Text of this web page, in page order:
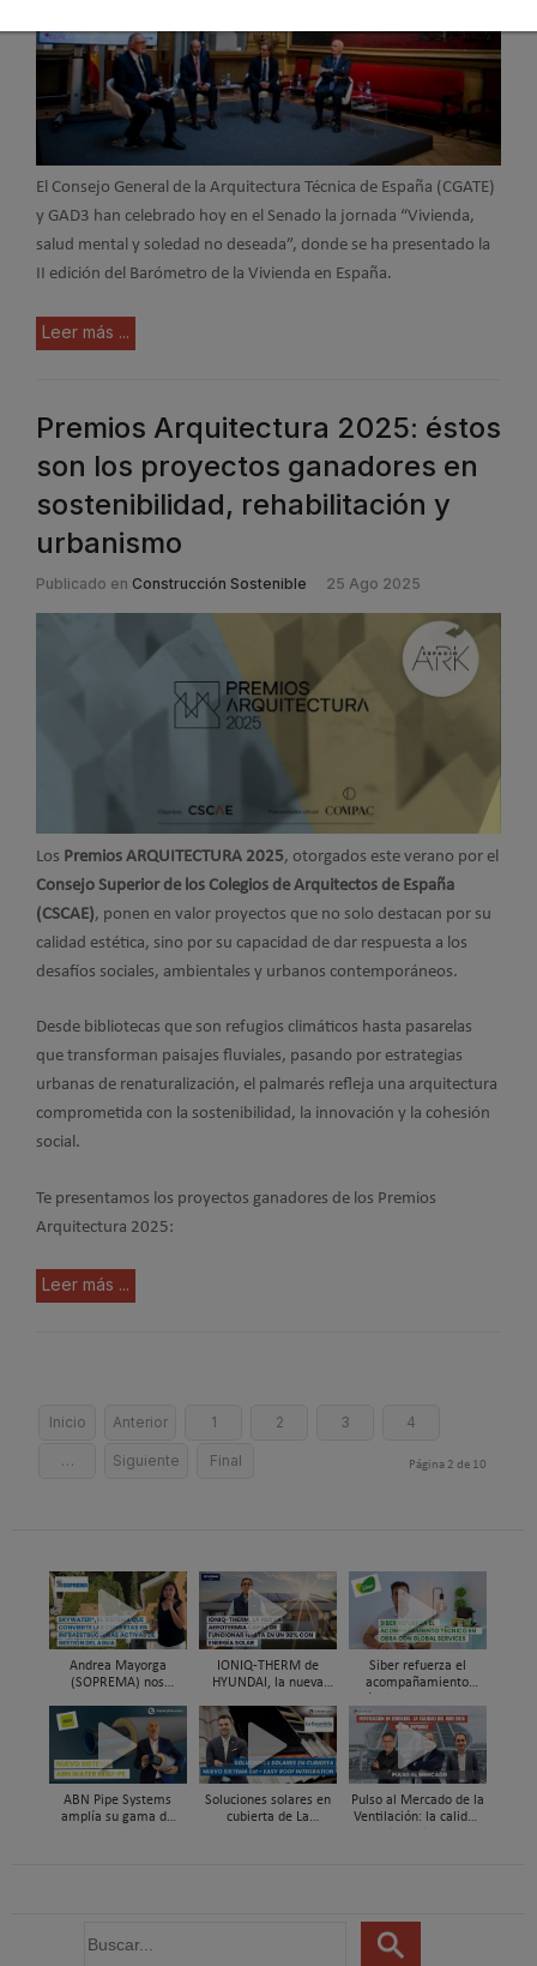
El Consejo General de la Arquitectura Técnica de España (CGATE)
y GAD3 han celebrado hoy en el Senado la jornada “Vivienda,
salud mental y soledad no deseada”, donde se ha presentado la
II edición del Barómetro de la Vivienda en España.
Leer más ...
Premios Arquitectura 2025: éstos
son los proyectos ganadores en
sostenibilidad, rehabilitación y
urbanismo
Publicado en Construcción Sostenible 25 Ago 2025
Los Premios ARQUITECTURA 2025, otorgados este verano por el
Consejo Superior de los Colegios de Arquitectos de España
(CSCAE), ponen en valor proyectos que no solo destacan por su
calidad estética, sino por su capacidad de dar respuesta a los
desafíos sociales, ambientales y urbanos contemporáneos.
Desde bibliotecas que son refugios climáticos hasta pasarelas
que transforman paisajes fluviales, pasando por estrategias
urbanas de renaturalización, el palmarés refleja una arquitectura
comprometida con la sostenibilidad, la innovación y la cohesión
social.
Te presentamos los proyectos ganadores de los Premios
Arquitectura 2025:
Leer más ...
Inicio Anterior 1 2 3 4
… Siguiente Final Página 2 de 10
Andrea Mayorga
(SOPREMA) nos
cubierta azul-verde
IONIQ-THERM de
HYUNDAI, la nueva
funcionar hasta en un
98% con energía solar
Siber refuerza el
acompañamiento
soporte al instalador
con Global Services
ABN Pipe Systems
amplía su gama de
Soluciones solares en
cubierta de La
Pulso al Mercado de la
Ventilación: la calidad
u